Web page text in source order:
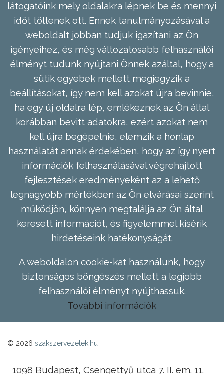
látogatóink mely oldalakra lépnek be és mennyi
időt töltenek ott. Ennek tanulmányozásával a
weboldalt jobban tudjuk igazítani az Ön
igényeihez, és még változatosabb felhasználói
élményt tudunk nyújtani Önnek azáltal, hogy a
sütik egyebek mellett megjegyzik a
beállításokat, így nem kell azokat újra bevinnie,
ha egy új oldalra lép, emlékeznek az Ön által
korábban bevitt adatokra, ezért azokat nem
kell újra begépelnie, elemzik a honlap
használatát annak érdekében, hogy az így nyert
információk felhasználásával végrehajtott
fejlesztések eredményeként az a lehető
legnagyobb mértékben az Ön elvárásai szerint
működjön, könnyen megtalálja az Ön által
keresett információt, és figyelemmel kísérik
hirdetéseink hatékonyságát.
A weboldalon cookie-kat használunk, hogy
biztonságos böngészés mellett a legjobb
felhasználói élményt nyújthassuk.
További információk
© 2026 szakszervezetek.hu
1098 Budapest, Csengettyű utca 7. II. em. 11.